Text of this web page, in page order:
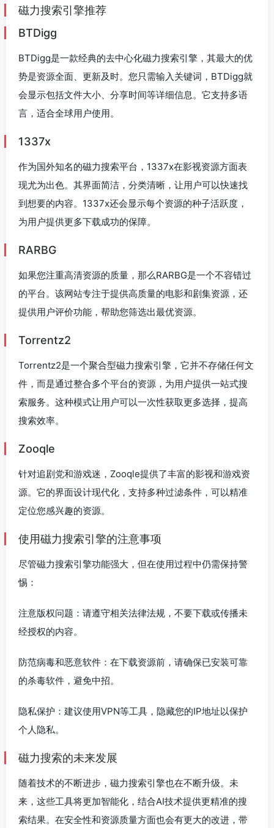
磁力搜索引擎推荐
BTDigg
BTDigg是一款经典的去中心化磁力搜索引擎，其最大的优
势是资源全面、更新及时。您只需输入关键词，BTDigg就
会显示包括文件大小、分享时间等详细信息。它支持多语
言，适合全球用户使用。
1337x
作为国外知名的磁力搜索平台，1337x在影视资源方面表
现尤为出色。其界面简洁，分类清晰，让用户可以快速找
到想要的内容。1337x还会显示每个资源的种子活跃度，
为用户提供更多下载成功的保障。
RARBG
如果您注重高清资源的质量，那么RARBG是一个不容错过
的平台。该网站专注于提供高质量的电影和剧集资源，还
提供用户评价功能，帮助您筛选出最优资源。
Torrentz2
Torrentz2是一个聚合型磁力搜索引擎，它并不存储任何文
件，而是通过整合多个平台的资源，为用户提供一站式搜
索服务。这种模式让用户可以一次性获取更多选择，提高
搜索效率。
Zooqle
针对追剧党和游戏迷，Zooqle提供了丰富的影视和游戏资
源。它的界面设计现代化，支持多种过滤条件，可以精准
定位您感兴趣的资源。
使用磁力搜索引擎的注意事项
尽管磁力搜索引擎功能强大，但在使用过程中仍需保持警
惕：
注意版权问题：请遵守相关法律法规，不要下载或传播未
经授权的内容。
防范病毒和恶意软件：在下载资源前，请确保已安装可靠
的杀毒软件，避免中招。
隐私保护：建议使用VPN等工具，隐藏您的IP地址以保护
个人隐私。
磁力搜索的未来发展
随着技术的不断进步，磁力搜索引擎也在不断升级。未
来，这些工具将更加智能化，结合AI技术提供更精准的搜
索结果。在安全性和资源质量方面也会有更大的改进，带